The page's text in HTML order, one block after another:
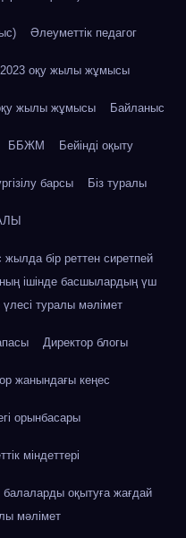
Әлеуметтік педагог
2023 оқу жылы жұмысы
жылы жұмысы Байланыс
ББЖМ Бейінді оқыту
барсы Біз туралы
жылда бір реттен сиретпей
ішінде басшылардың үш
туралы мәлімет
Директор блогы
жанындағы кеңес
орынбасары
міндеттері
балаларды оқытуға жағдай
мәлімет